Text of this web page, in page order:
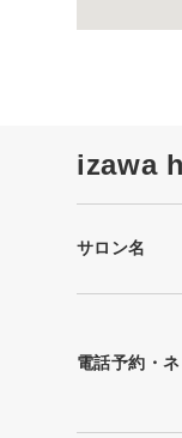
izawa
サロン名
電話予約・